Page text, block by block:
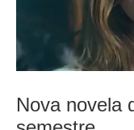
Nova novela